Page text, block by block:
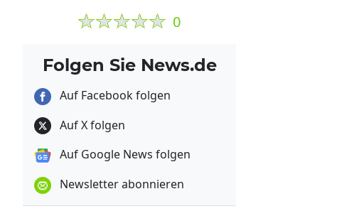
0
Folgen Sie News.de
Auf Facebook folgen
Auf X folgen
Auf Google News folgen
Newsletter abonnieren